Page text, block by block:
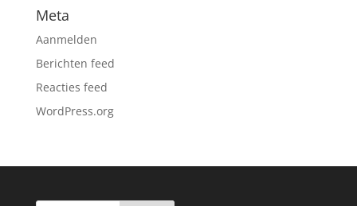
Meta
Aanmelden
Berichten feed
Reacties feed
WordPress.org